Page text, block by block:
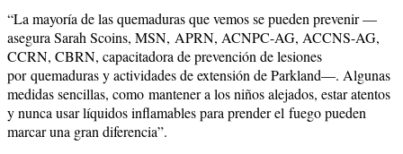
“La mayoría de las quemaduras que vemos se pueden prevenir —
asegura Sarah Scoins, MSN, APRN, ACNPC-AG, ACCNS-AG,
CCRN, CBRN, capacitadora de prevención de lesiones
por quemaduras y actividades de extensión de Parkland—. Algunas
medidas sencillas, como mantener a los niños alejados, estar atentos
y nunca usar líquidos inflamables para prender el fuego pueden
marcar una gran diferencia”.